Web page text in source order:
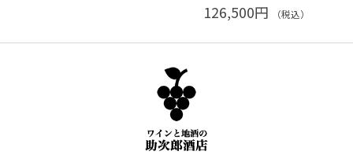
126,500円 （税込）